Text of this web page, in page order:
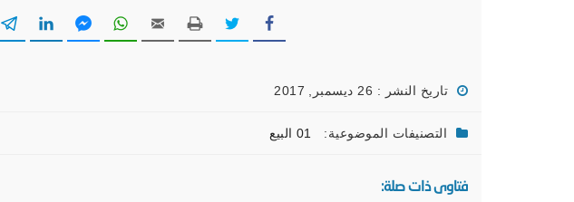
تاريخ النشر : 26 ديسمبر, 2017
التصنيفات الموضوعية: 01 البيع
فتاوى ذات صلة: